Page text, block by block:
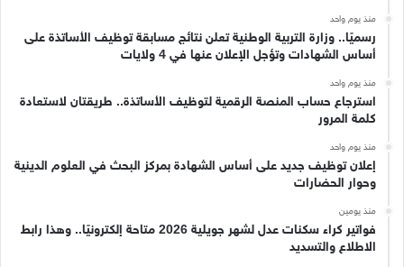
منذ يوم واحد
رسميًا.. وزارة التربية الوطنية تعلن نتائج مسابقة توظيف الأساتذة على
أساس الشهادات وتؤجل الإعلان عنها في 4 ولايات
منذ يوم واحد
استرجاع حساب المنصة الرقمية لتوظيف الأساتذة.. طريقتان لاستعادة
كلمة المرور
منذ يوم واحد
إعلان توظيف جديد على أساس الشهادة بمركز البحث في العلوم الدينية
وحوار الحضارات
منذ يومين
فواتير كراء سكنات عدل لشهر جويلية 2026 متاحة إلكترونيًا.. وهذا رابط
الاطلاع والتسديد